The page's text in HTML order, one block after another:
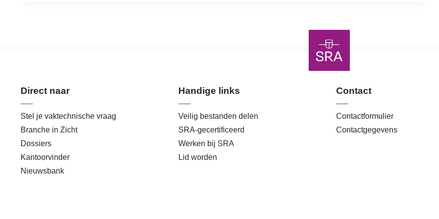
Direct naar
Stel je vaktechnische vraag
Branche in Zicht
Dossiers
Kantoorvinder
Nieuwsbank
Handige links
Veilig bestanden delen
SRA-gecertificeerd
Werken bij SRA
Lid worden
Contact
Contactformulier
Contactgegevens